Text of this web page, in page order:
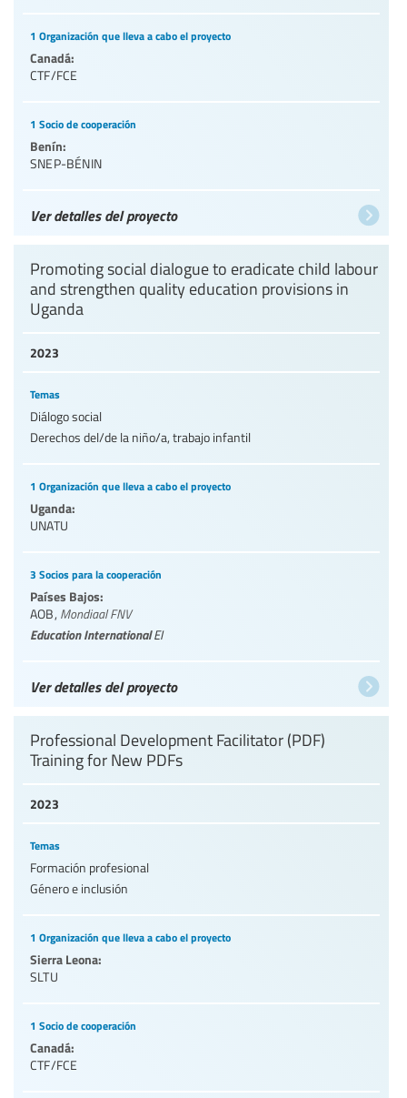
1 Organización que lleva a cabo el proyecto
Canadá:
CTF/FCE
1 Socio de cooperación
Benín:
SNEP-BÉNIN
Ver detalles del proyecto
2023
Promoting social dialogue to eradicate child labour
and strengthen quality education provisions in
Uganda
Temas
Diálogo social
Derechos del/de la niño/a, trabajo infantil
1 Organización que lleva a cabo el proyecto
Uganda:
UNATU
3 Socios para la cooperación
Países Bajos:
AOB, Mondiaal FNV
Education InternationalEI
Ver detalles del proyecto
2023
Professional Development Facilitator (PDF)
Training for New PDFs
Temas
Formación profesional
Género e inclusión
1 Organización que lleva a cabo el proyecto
Sierra Leona:
SLTU
1 Socio de cooperación
Canadá:
CTF/FCE